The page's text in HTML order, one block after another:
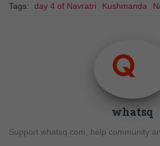
Tags: day 4 of Navratri Kushmanda
whatsq
Support whatsq.com, help community